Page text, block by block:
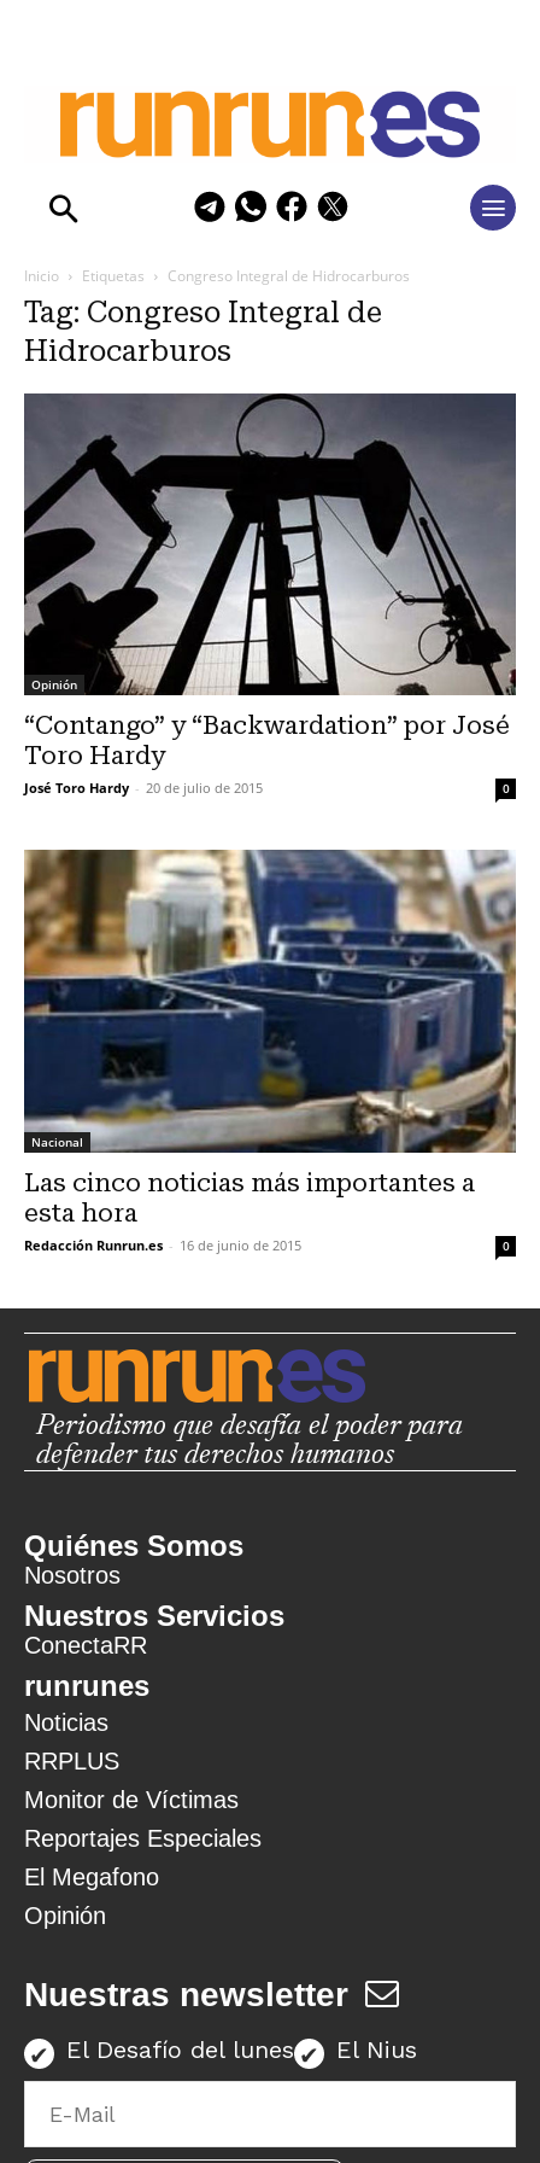
Inicio Etiquetas Congreso Integral de Hidrocarburos
Tag: Congreso Integral de
Hidrocarburos
Opinión
“Contango” y “Backwardation” por José
Toro Hardy
José Toro Hardy - 20 de julio de 2015 0
Nacional
Las cinco noticias más importantes a
esta hora
Redacción Runrun.es - 16 de junio de 2015 0
Periodismo que desafía el poder para
defender tus derechos humanos
Quiénes Somos
Nosotros
Nuestros Servicios
ConectaRR
runrunes
Noticias
RRPLUS
Monitor de Víctimas
Reportajes Especiales
El Megafono
Opinión
Nuestras newsletter
El Desafío del lunes El Nius